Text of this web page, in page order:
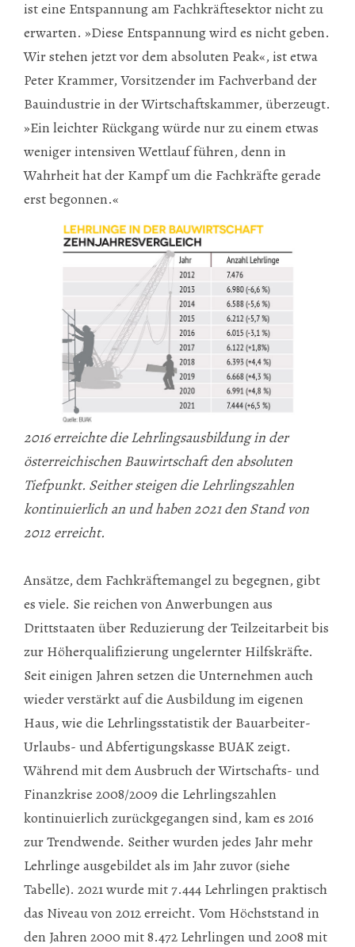
ist eine Entspannung am Fachkräftesektor nicht zu
erwarten. »Diese Entspannung wird es nicht geben.
Wir stehen jetzt vor dem absoluten Peak«, ist etwa
Peter Krammer, Vorsitzender im Fachverband der
Bauindustrie in der Wirtschaftskammer, überzeugt.
»Ein leichter Rückgang würde nur zu einem etwas
weniger intensiven Wettlauf führen, denn in
Wahrheit hat der Kampf um die Fachkräfte gerade
erst begonnen.«
2016 erreichte die Lehrlingsausbildung in der
österreichischen Bauwirtschaft den absoluten
Tiefpunkt. Seither steigen die Lehrlingszahlen
kontinuierlich an und haben 2021 den Stand von
2012 erreicht.
Ansätze, dem Fachkräftemangel zu begegnen, gibt
es viele. Sie reichen von Anwerbungen aus
Drittstaaten über Reduzierung der Teilzeitarbeit bis
zur Höherqualifizierung ungelernter Hilfskräfte.
Seit einigen Jahren setzen die Unternehmen auch
wieder verstärkt auf die Ausbildung im eigenen
Haus, wie die Lehrlingsstatistik der Bauarbeiter-
Urlaubs- und Abfertigungskasse BUAK zeigt.
Während mit dem Ausbruch der Wirtschafts- und
Finanzkrise 2008/2009 die Lehrlingszahlen
kontinuierlich zurückgegangen sind, kam es 2016
zur Trendwende. Seither wurden jedes Jahr mehr
Lehrlinge ausgebildet als im Jahr zuvor (siehe
Tabelle). 2021 wurde mit 7.444 Lehrlingen praktisch
das Niveau von 2012 erreicht. Vom Höchststand in
den Jahren 2000 mit 8.472 Lehrlingen und 2008 mit